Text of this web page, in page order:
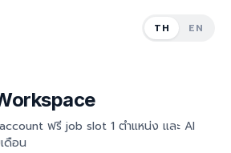
TH EN
ฟรี job slot 1 ตำแหน่ง และ AI
ดือน